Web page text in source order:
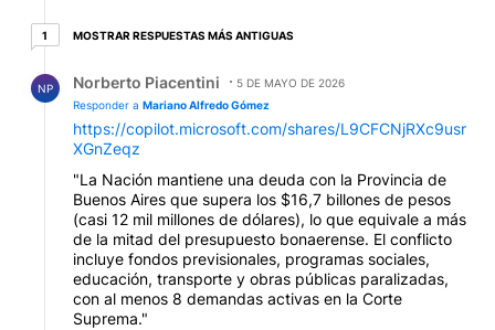
suma la actitud del hombre que quiere vivir sentado
tonto partido de fútbol . Aprendan de los chinos y
déjense de mirar hacia otro lado . No pidan a los
gobiernos aquello que no quieren hacer por sí mismos
.
11 respuesta más antiguas
MOSTRAR RESPUESTAS MÁS ANTIGUAS
NP Norberto Piacentini
5 DE MAYO DE 2026
Responder a Mariano Alfredo Gómez
https://copilot.microsoft.com/shares/L9CFCNjRXc9usr
XGnZeqz
"La Nación mantiene una deuda con la Provincia de
Buenos Aires que supera los $16,7 billones de pesos
(casi 12 mil millones de dólares), lo que equivale a más
de la mitad del presupuesto bonaerense. El conflicto
incluye fondos previsionales, programas sociales,
educación, transporte y obras públicas paralizadas,
con al menos 8 demandas activas en la Corte
Suprema."